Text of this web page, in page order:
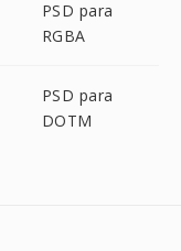
PSD para
RGBA
PSD para
DOTM